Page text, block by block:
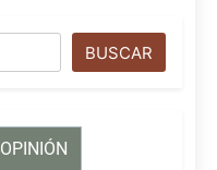
BUSCAR
OPINIÓN